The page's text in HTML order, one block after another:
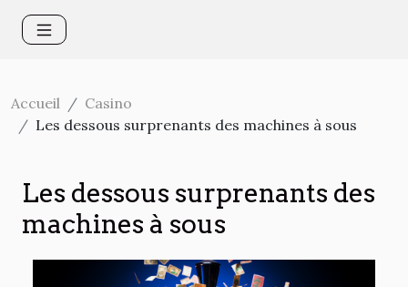
Accueil
Casino
Les dessous surprenants des machines à sous
Les dessous surprenants des
machines à sous